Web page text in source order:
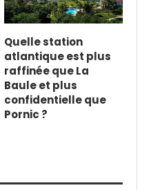
Quelle station
atlantique est plus
raffinée que La
Baule et plus
confidentielle que
Pornic ?